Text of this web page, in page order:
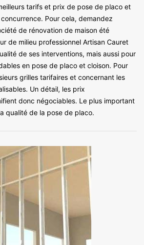
tarifs et prix de pose de placo et
Pour cela, demandez
de rénovation de maison été
de milieu professionnel Artisan Cauret
de ses interventions, mais aussi pour
en pose de placo et cloison. Pour
grilles tarifaires et concernant les
Un détail, les prix
donc négociables. Le plus important
qualité de la pose de placo.